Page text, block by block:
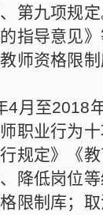
第九项规
指导意见》
师资格限
4月至2018
职业行为
规定》《
降低岗位
限制库；